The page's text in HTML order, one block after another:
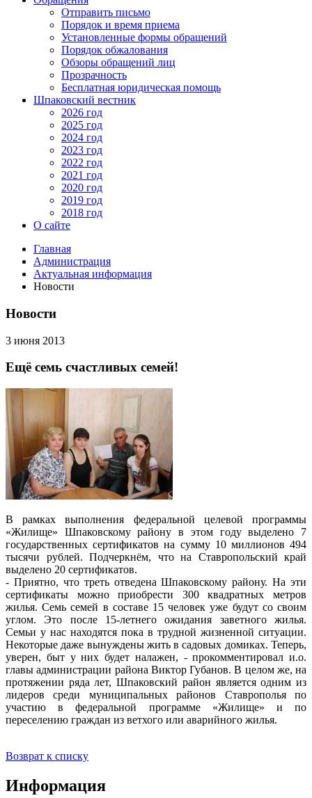
Отправить письмо
Порядок и время приема
Установленные формы обращений
Порядок обжалования
Обзоры обращений лиц
Прозрачность
Бесплатная юридическая помощь
Шпаковский вестник
2026 год
2025 год
2024 год
2023 год
2022 год
2021 год
2020 год
2019 год
2018 год
О сайте
Главная
Администрация
Актуальная информация
Новости
Новости
3 июня 2013
Ещё семь счастливых семей!
В рамках выполнения федеральной целевой программы
«Жилище» Шпаковскому району в этом году выделено 7
государственных сертификатов на сумму 10 миллионов 494
тысячи рублей. Подчеркнём, что на Ставропольский край
выделено 20 сертификатов.
- Приятно, что треть отведена Шпаковскому району. На эти
сертификаты можно приобрести 300 квадратных метров
жилья. Семь семей в составе 15 человек уже будут со своим
углом. Это после 15-летнего ожидания заветного жилья.
Семьи у нас находятся пока в трудной жизненной ситуации.
Некоторые даже вынуждены жить в садовых домиках. Теперь,
уверен, быт у них будет налажен, - прокомментировал и.о.
главы администрации района Виктор Губанов. В целом же, на
протяжении ряда лет, Шпаковский район является одним из
лидеров среди муниципальных районов Ставрополья по
участию в федеральной программе «Жилище» и по
переселению граждан из ветхого или аварийного жилья.
Возврат к списку
Информация